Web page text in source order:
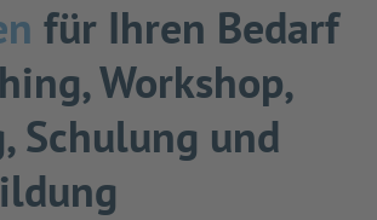
für Ihren Bedarf
Workshop,
Schulung und